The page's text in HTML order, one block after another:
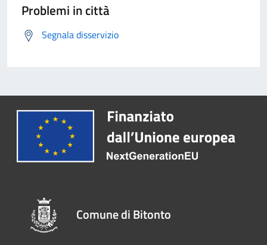
Problemi in città
Segnala disservizio
Comune di Bitonto